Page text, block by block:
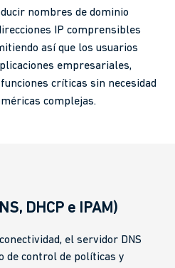
nombres de dominio
IP comprensibles
así que los usuarios
empresariales,
críticas sin necesidad
complejas.
DHCP e IPAM)
el servidor DNS
de control de políticas y